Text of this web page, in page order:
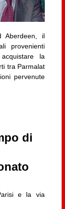
Aberdeen, il
provenienti
la
tra Parmalat
pervenute
di
e la via